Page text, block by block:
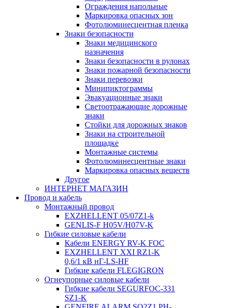
Ограждения напольные
Маркировка опасных зон
Фотолюминесцентная пленка
Знаки безопасности
Знаки медицинского
назначения
Знаки безопасности в рулонах
Знаки пожарной безопасности
Знаки перевозки
Минипиктограммы
Эвакуационные знаки
Светоотражающие дорожные
знаки
Стойки для дорожных знаков
Знаки на строительной
площадке
Монтажные системы
Фотолюминесцентные знаки
Маркировка опасных веществ
Другое
ИНТЕРНЕТ МАГАЗИН
Провод и кабель
Монтажный провод
EXZHELLENT 05/07Z1-k
GENLIS-F Н05V/H07V-K
Гибкие силовые кабели
Кабели ENERGY RV-K FOC
EXZHELLENT XXI RZ1-K
0,6/1 кВ нГ-LS-HF
Гибкие кабели FLEGIGRON
Огнеупорные силовые кабели
Гибкие кабели SEGURFOC-331
SZ1-K